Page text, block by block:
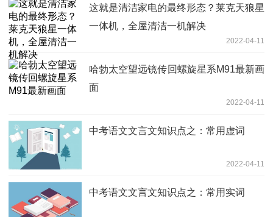
这就是清洁家电的最终形态？莱克天狼星
一体机，全屋清洁一机解决
2022-04-11
哈勃太空望远镜传回螺旋星系M91最新画
面
2022-04-11
中考语文文言文知识点之：常用虚词
2022-04-11
中考语文文言文知识点之：常用实词